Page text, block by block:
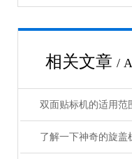
相关文章 /
双面贴标机的适用范
了解一下神奇的旋盖